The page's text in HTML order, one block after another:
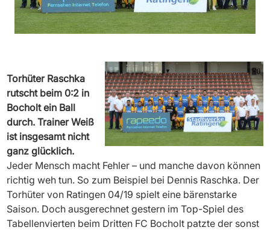
Torhüter Raschka
rutscht beim 0:2 in
Bocholt ein Ball
durch. Trainer Weiß
ist insgesamt nicht
ganz glücklich.
Jeder Mensch macht Fehler – und manche davon können
richtig weh tun. So zum Beispiel bei Dennis Raschka. Der
Torhüter von Ratingen 04/19 spielt eine bärenstarke
Saison. Doch ausgerechnet gestern im Top-Spiel des
Tabellenvierten beim Dritten FC Bocholt patzte der sonst